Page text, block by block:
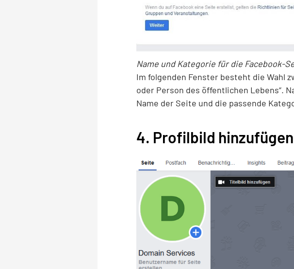
Name und Kategorie für die Facebook-
Im folgenden Fenster besteht die Wahl
oder Person des öffentlichen Lebens“.
Name der Seite und die passende
4. Profilbild